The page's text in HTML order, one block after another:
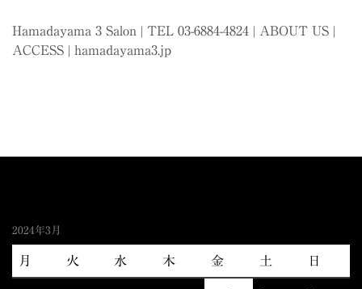
Hamadayama 3 Salon | TEL 03-6884-4824 | ABOUT US |
ACCESS | hamadayama3.jp
2024年3月
月 火 水 木 金 土 日